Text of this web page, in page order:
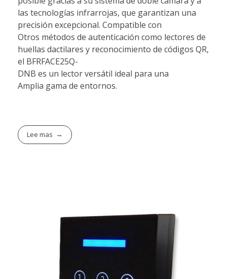
las tecnologías infrarrojas, que garantizan una
precisión excepcional. Compatible con
Otros métodos de autenticación como lectores de
huellas dactilares y reconocimiento de códigos QR,
el BFRFACE25Q-
DNB es un lector versátil ideal para una
Amplia gama de entornos.
Lee mas